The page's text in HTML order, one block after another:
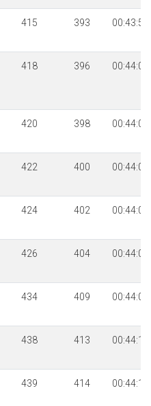
415 393 00:43:59
418 396 00:44:00
420 398 00:44:00
422 400 00:44:03
424 402 00:44:03
426 404 00:44:04
434 409 00:44:08
438 413 00:44:10
439 414 00:44:10